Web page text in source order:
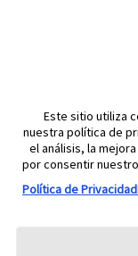
Este sitio utiliza
nuestra política de
el análisis, la
por consentir
Política de Privacidad